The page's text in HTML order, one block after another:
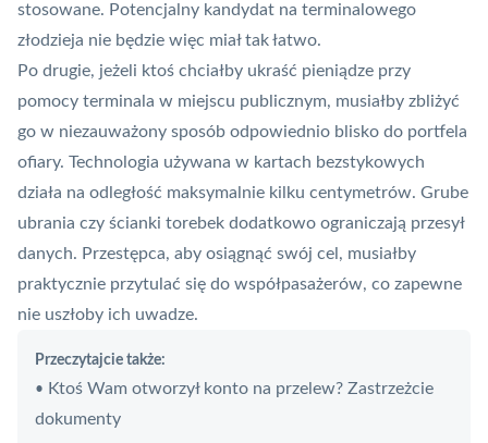
stosowane. Potencjalny kandydat na terminalowego
złodzieja nie będzie więc miał tak łatwo.
Po drugie, jeżeli ktoś chciałby ukraść pieniądze przy
pomocy terminala w miejscu publicznym, musiałby zbliżyć
go w niezauważony sposób odpowiednio blisko do portfela
ofiary. Technologia używana w kartach bezstykowych
działa na odległość maksymalnie kilku centymetrów. Grube
ubrania czy ścianki torebek dodatkowo ograniczają przesył
danych. Przestępca, aby osiągnąć swój cel, musiałby
praktycznie przytulać się do współpasażerów, co zapewne
nie uszłoby ich uwadze.
Przeczytajcie także:
• Ktoś Wam otworzył konto na przelew? Zastrzeżcie
dokumenty